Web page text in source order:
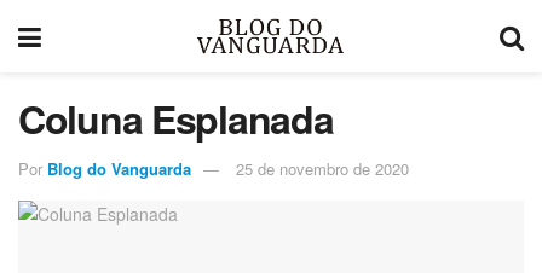
Coluna Esplanada
Por Blog do Vanguarda 25 de novembro de 2020